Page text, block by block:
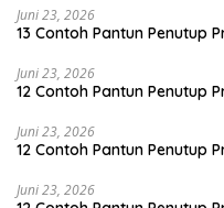
Juni 23, 2026
13 Contoh Pantun Penutup
Juni 23, 2026
12 Contoh Pantun Penutup
Juni 23, 2026
12 Contoh Pantun Penutup
Juni 23, 2026